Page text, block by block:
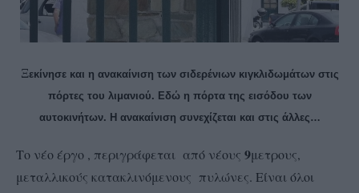
Ξεκίνησε και η ανακαίνιση των σιδερένιων κιγκλιδωμάτων στις
πόρτες του λιμανιού. Εδώ η πόρτα της εισόδου των
αυτοκινήτων. Η ανακαίνιση συνεχίζεται και στις άλλες…
Το νέο έργο , περιγράφεται από νέους 9μετρους,
μεταλλικούς κατακλινόμενους πυλώνες. Είναι όλοι